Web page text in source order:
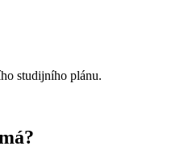
studijního plánu.